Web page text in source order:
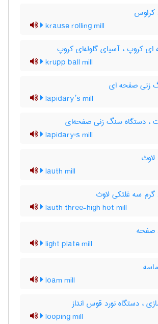
کراوس
krause rolling mill
ای کروپ ، آسیای گلوله‌ای کروپ
krupp ball mill
زنی صفحه ای
lapidary’s mill
، دستگاه سنگ زنی صفحه‌ای
lapidary's mill
لاوث
lauth mill
گرم سه غلتکی لاوث
lauth three-high hot mill
صفحه
light plate mill
loam mill
، دستگاه نورد قوس انداز
looping mill